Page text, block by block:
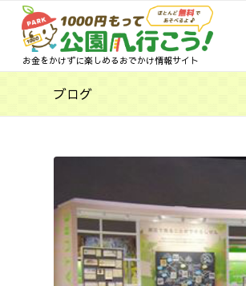
お金をかけずに楽しめるおでかけ情報サイト
ブログ